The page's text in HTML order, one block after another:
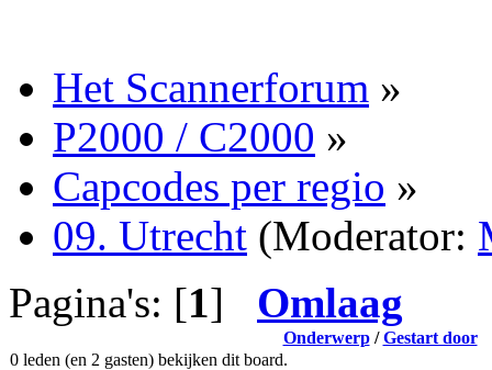
Het Scannerforum »
P2000 / C2000 »
Capcodes per regio »
09. Utrecht (Moderator:
Pagina's: [1] Omlaag
Onderwerp/Gestart door
0 leden (en 2 gasten) bekijken dit board.